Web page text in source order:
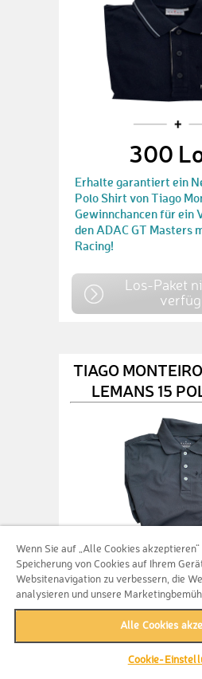
300
Erhalte garantiert ein
Polo Shirt von Tiago
Gewinnchancen für ein
den ADAC GT Masters
Racing!
Los-Paket
TIAGO
LEMANS 15
500
Erhalte garantiert ein
signiertes By Kolles Le
Shirt von Tiago
Gewinnchancen für ein
Wenn Sie auf „Alle Cookies
Speicherung von Cookies auf Ihrem
Websitenavigation zu verbessern, die
analysieren und unsere
Alle Cookies
Cookie-